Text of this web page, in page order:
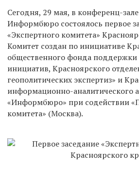
Сегодня, 29 мая, в конференц-
Информбюро состоялось первое
«Экспертного комитета»
Комитет создан по инициативе
общественного фонда поддержки
инициатив, Красноярского
геополитических экспертиз» и
информационно-аналитического
«Информбюро» при содействии
комитета» (Москва).